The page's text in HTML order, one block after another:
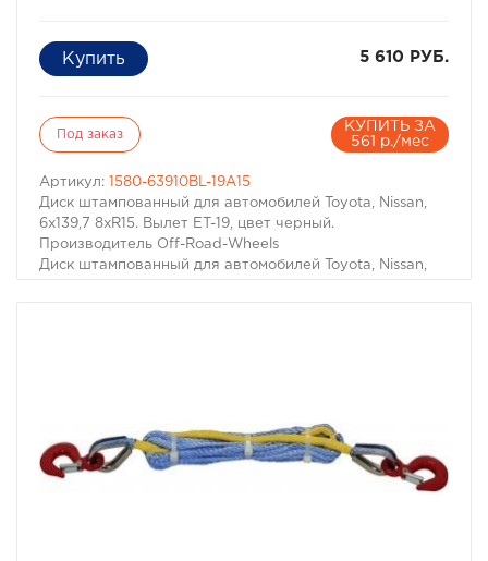
5 610 РУБ.
Под заказ
КУПИТЬ ЗА
561 р./мес
Артикул:
1580-63910BL-19A15
Диск штампованный для автомобилей Toyota, Nissan,
6x139,7 8xR15. Вылет ET-19, цвет черный.
Производитель Off-Road-Wheels
Диск штампованный для автомобилей Toyota, Nissan,